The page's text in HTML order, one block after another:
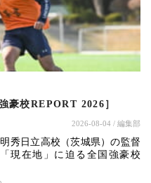
豪校REPORT 2026］
2026-08-04 / 編集部
秀日立高校（茨城県）の監督
現在地」に迫る全国強豪校